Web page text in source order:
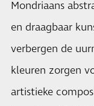
Mondriaans
en draagbaar
verbergen de
kleuren zorgen
artistieke